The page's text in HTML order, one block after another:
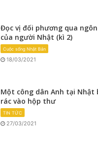
Đọc vị đối phương qua
của người Nhật (kì 2)
Cuộc sống Nhật Bản
18/03/2021
Một công dân Anh tại Nhật
rác vào hộp thư
TIN TỨC
27/03/2021